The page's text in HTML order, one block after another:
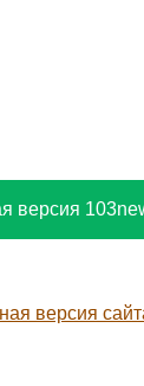
версия
версия